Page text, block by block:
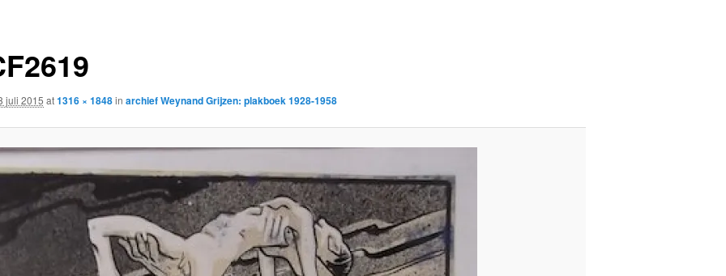
juli 2015 at1316 × 1848in archief Weynand Grijzen: plakboek 1928-1958